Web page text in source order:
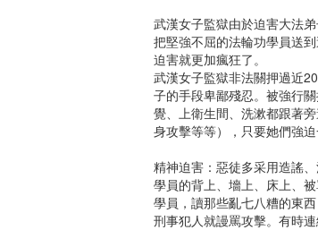
武漢女子監獄由於迫害大法
把堅強不屈的法輪功學員送
迫害就更加瘋狂了。
武漢女子監獄非法關押過近
子的手段卑鄙殘忍。被強行
覺、上衛生間、洗漱都跟著
身攻擊等等），只要她們強迫
精神迫害：惡徒多采用造謠
學員的背上、墻上、床上、
學員，讀那些亂七八糟的東
刑事犯人就謾罵攻擊。有時